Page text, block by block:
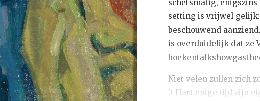
schetsmatig,
setting is vrijwel
beschouwend
is overduidelijk dat ze
Niet velen zullen zich
’t Hart enige tijd zijn